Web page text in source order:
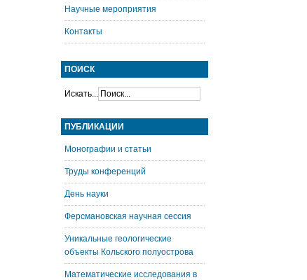
Научные мероприятия
Контакты
ПОИСК
Искать...
ПУБЛИКАЦИИ
Монографии и статьи
Труды конференций
День науки
Ферсмановская научная сессия
Уникальные геологические
объекты Кольского полуострова
Математические исследования в